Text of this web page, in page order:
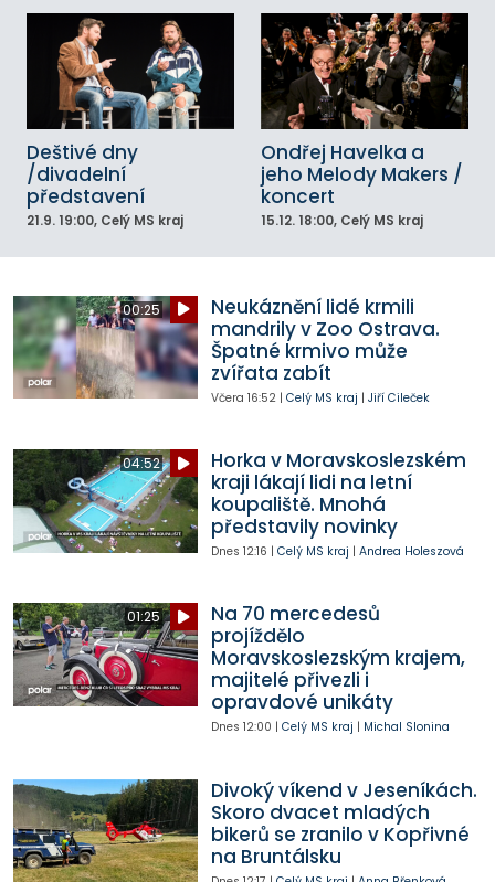
Deštivé dny
/divadelní
představení
21.9. 19:00, Celý MS kraj
Ondřej Havelka a
jeho Melody Makers /
koncert
15.12. 18:00, Celý MS kraj
00:25
Neukáznění lidé krmili
mandrily v Zoo Ostrava.
Špatné krmivo může
zvířata zabít
Včera 16:52| Celý MS kraj | Jiří Cileček
04:52
Horka v Moravskoslezském
kraji lákají lidi na letní
koupaliště. Mnohá
představily novinky
Dnes 12:16 | Celý MS kraj | Andrea Holeszová
01:25
Na 70 mercedesů
projíždělo
Moravskoslezským krajem,
majitelé přivezli i
opravdové unikáty
Dnes 12:00 | Celý MS kraj | Michal Slonina
Divoký víkend v Jeseníkách.
Skoro dvacet mladých
bikerů se zranilo v Kopřivné
na Bruntálsku